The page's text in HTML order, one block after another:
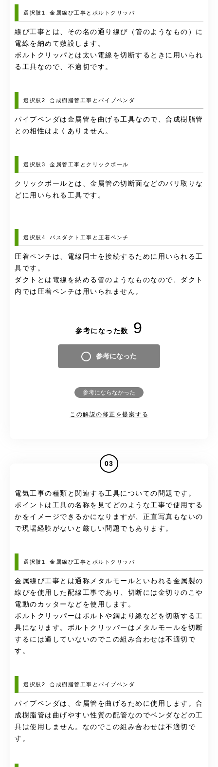
選択肢1. 金属線ぴ工事とボルトクリッパ
線ぴ工事とは、その名の通り線ぴ（管のようなもの）に
電線を納めて敷設します。
ボルトクリッパとは太い電線を切断するときに用いられ
る工具なので、不適切です。
選択肢2. 合成樹脂管工事とパイプベンダ
パイプベンダは金属管を曲げる工具なので、合成樹脂管
との相性はよくありません。
選択肢3. 金属管工事とクリックボール
クリックボールとは、金属管の切断面などのバリ取りな
どに用いられる工具です。
選択肢4. バスダクト工事と圧着ペンチ
圧着ペンチは、電線同士を接続するために用いられる工
具です。
ダクトとは電線を納める管のようなものなので、ダクト
内では圧着ペンチは用いられません。
参考になった数 9
参考になった
参考にならなかった
この解説の修正を提案する
03
電気工事の種類と関連する工具についての問題です。
ポイントは工具の名称を見てどのような工事で使用する
かをイメージできるかになりますが、正直写真もないの
で現場経験がないと厳しい問題でもあります。
選択肢1. 金属線ぴ工事とボルトクリッパ
金属線ぴ工事とは通称メタルモールといわれる金属製の
線ぴを使用した配線工事であり、切断には金切りのこや
電動のカッターなどを使用します。
ボルトクリッパーはボルトや鋼より線などを切断する工
具になります。ボルトクリッパーはメタルモールを切断
するには適していないのでこの組み合わせは不適切で
す。
選択肢2. 合成樹脂管工事とパイプベンダ
パイプベンダは、金属管を曲げるために使用します。合
成樹脂管は曲げやすい性質の配管なのでベンダなどの工
具は使用しません。なのでこの組み合わせは不適切で
す。